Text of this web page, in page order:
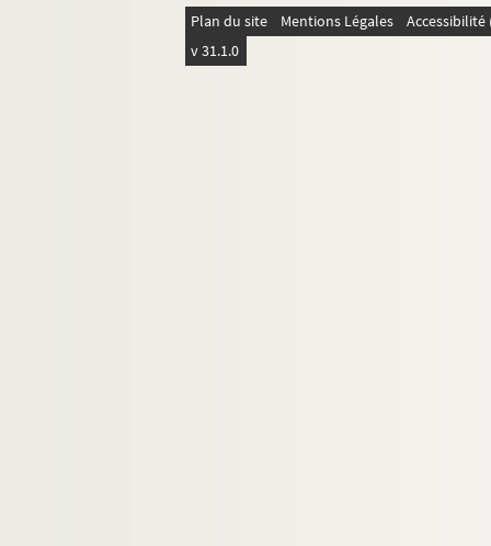
Plan du site Mentions Légales
v 31.1.0